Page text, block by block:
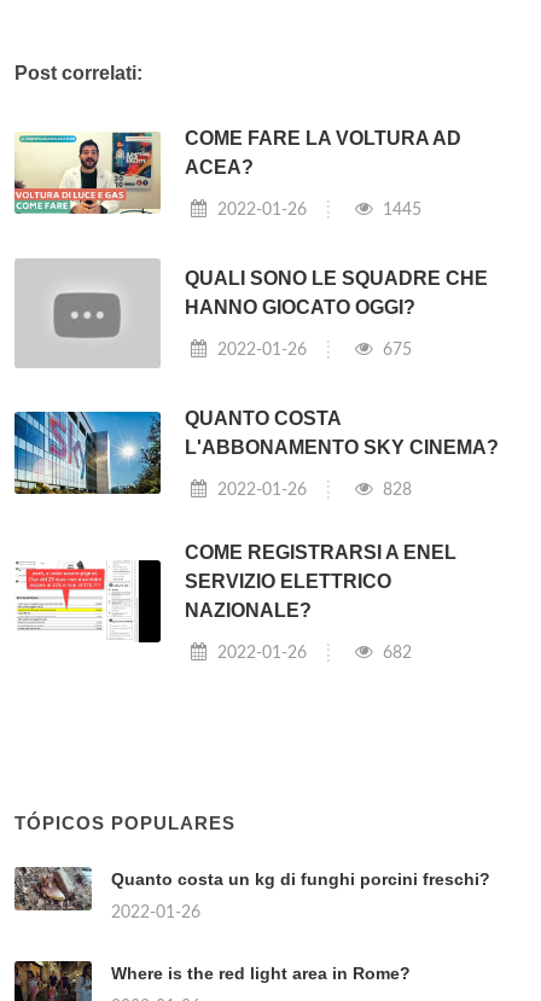
Post correlati:
COME FARE LA VOLTURA AD
ACEA?
2022-01-26 1445
QUALI SONO LE SQUADRE CHE
HANNO GIOCATO OGGI?
2022-01-26 675
QUANTO COSTA
L'ABBONAMENTO SKY CINEMA?
2022-01-26 828
COME REGISTRARSI A ENEL
SERVIZIO ELETTRICO
NAZIONALE?
2022-01-26 682
TÓPICOS POPULARES
Quanto costa un kg di funghi porcini freschi?
2022-01-26
Where is the red light area in Rome?